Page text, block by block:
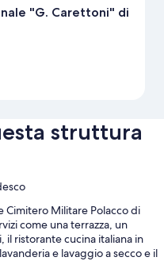
"G. Carettoni" di
struttura
Cimitero Militare Polacco di
come una terrazza, un
ristorante cucina italiana in
e lavaggio a secco e il